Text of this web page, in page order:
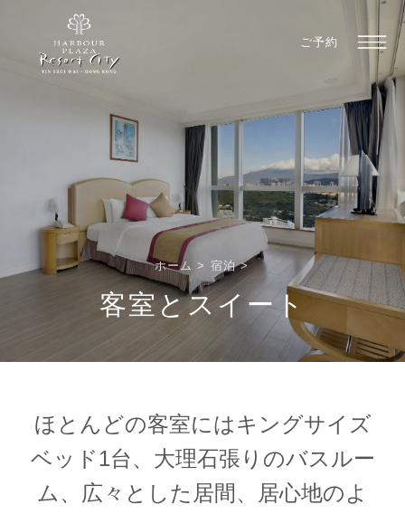
ご予約
1 1 0
ホーム > 宿泊 >
客室とスイート
ほとんどの客室にはキングサイズ
ベッド1台、大理石張りのバスルー
ム、広々とした居間、居心地のよ